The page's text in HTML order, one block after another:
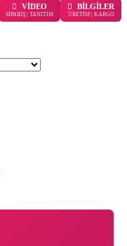
VİDEO
SİPARİŞ | TANITIM
BİLGİLER
ÜRETİM | KARGO